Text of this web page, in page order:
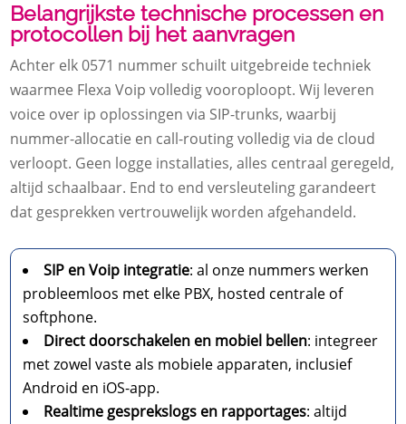
Belangrijkste technische processen en
protocollen bij het aanvragen
Achter elk 0571 nummer schuilt uitgebreide techniek
waarmee Flexa Voip volledig vooroploopt. Wij leveren
voice over ip oplossingen via SIP-trunks, waarbij
nummer-allocatie en call-routing volledig via de cloud
verloopt. Geen logge installaties, alles centraal geregeld,
altijd schaalbaar. End to end versleuteling garandeert
dat gesprekken vertrouwelijk worden afgehandeld.
SIP en Voip integratie: al onze nummers werken
probleemloos met elke PBX, hosted centrale of
softphone.
Direct doorschakelen en mobiel bellen: integreer
met zowel vaste als mobiele apparaten, inclusief
Android en iOS-app.
Realtime gesprekslogs en rapportages: altijd